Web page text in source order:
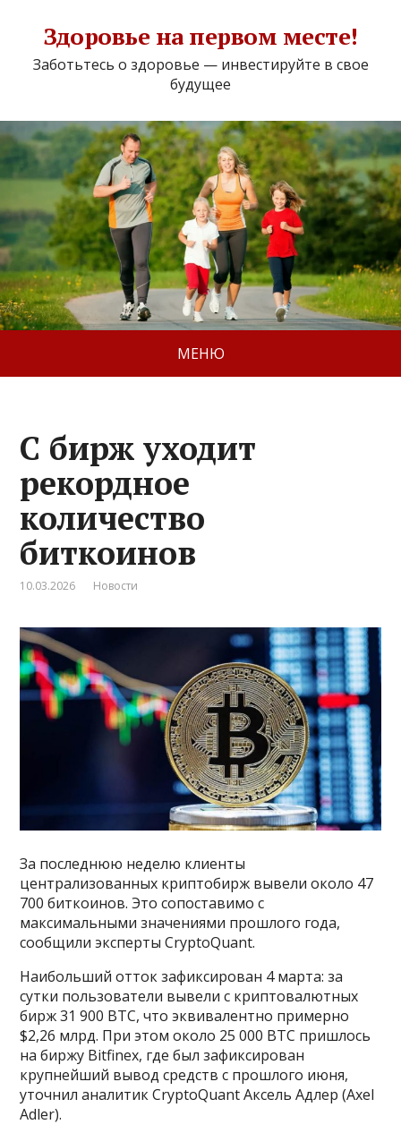
Здоровье на первом месте!
Заботьтесь о здоровье — инвестируйте в свое
будущее
МЕНЮ
С бирж уходит
рекордное
количество
биткоинов
10.03.2026 Новости
За последнюю неделю клиенты
централизованных криптобирж вывели около 47
700 биткоинов. Это сопоставимо с
максимальными значениями прошлого года,
сообщили эксперты CryptoQuant.
Наибольший отток зафиксирован 4 марта: за
сутки пользователи вывели с криптовалютных
бирж 31 900 BTC, что эквивалентно примерно
$2,26 млрд. При этом около 25 000 BTC пришлось
на биржу Bitfinex, где был зафиксирован
крупнейший вывод средств с прошлого июня,
уточнил аналитик CryptoQuant Аксель Адлер (Axel
Adler).